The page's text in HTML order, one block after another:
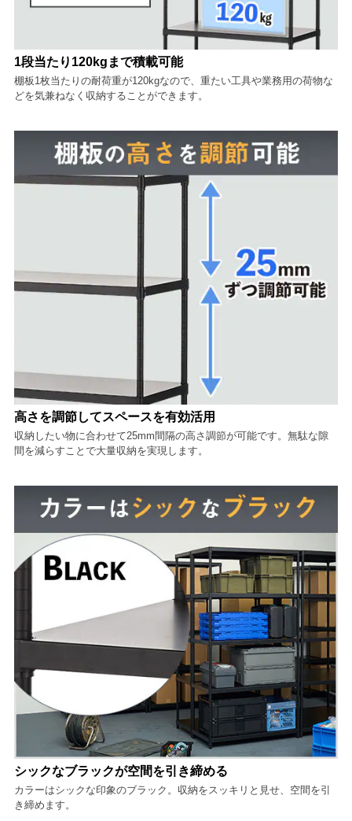
1段当たり120kgまで積載可能
棚板1枚当たりの耐荷重が120kgなので、重たい工具や業務用の荷物な
どを気兼ねなく収納することができます。
高さを調節してスペースを有効活用
収納したい物に合わせて25mm間隔の高さ調節が可能です。無駄な隙
間を減らすことで大量収納を実現します。
シックなブラックが空間を引き締める
カラーはシックな印象のブラック。収納をスッキリと見せ、空間を引
き締めます。